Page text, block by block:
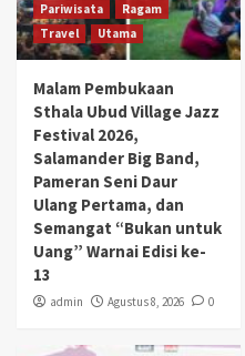
Pariwisata
Ragam
Travel
Utama
Malam Pembukaan
Sthala Ubud Village Jazz
Festival 2026,
Salamander Big Band,
Pameran Seni Daur
Ulang Pertama, dan
Semangat “Bukan untuk
Uang” Warnai Edisi ke-
13
admin Agustus 8, 2026 0